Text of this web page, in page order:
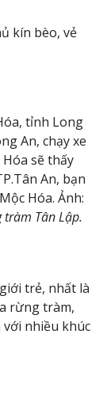
kín bèo, vẻ
tỉnh Long
An, chạy xe
sẽ thấy
An, bạn
Hóa. Ảnh:
tràm Tân Lập.
trẻ, nhất là
rừng tràm,
nhiều khúc